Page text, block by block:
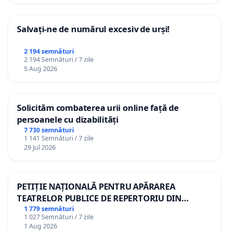
Salvați-ne de numărul excesiv de urși!
2 194 semnături
2 194 Semnături / 7 zile
5 Aug 2026
Solicităm combaterea urii online față de
persoanele cu dizabilități
7 730 semnături
1 141 Semnături / 7 zile
29 Jul 2026
PETIȚIE NAȚIONALĂ PENTRU APĂRAREA
TEATRELOR PUBLICE DE REPERTORIU DIN
ROMÂNIA
1 779 semnături
1 027 Semnături / 7 zile
1 Aug 2026